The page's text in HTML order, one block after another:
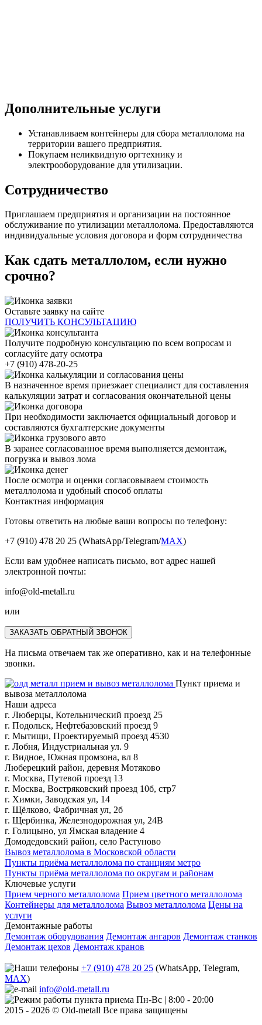
Дополнительные услуги
Устанавливаем контейнеры для сбора металлолома на
территории вашего предприятия.
Покупаем неликвидную оргтехнику и
электрооборудование для утилизации.
Сотрудничество
Приглашаем предприятия и организации на постоянное
обслуживание по утилизации металлолома. Предоставляются
индивидуальные условия договора и форм сотрудничества
Как сдать металлолом, если нужно
срочно?
Оставьте заявку на сайте
ПОЛУЧИТЬ КОНСУЛЬТАЦИЮ
Получите подробную консультацию по всем вопросам и
согласуйте дату осмотра
+7 (910) 478-20-25
В назначенное время приезжает специалист для составления
калькуляции затрат и согласования окончательной цены
При необходимости заключается официальный договор и
составляются бухгалтерские документы
В заранее согласованное время выполняется демонтаж,
погрузка и вывоз лома
После осмотра и оценки согласовываем стоимость
металлолома и удобный способ оплаты
Контактная информация
Готовы ответить на любые ваши вопросы по телефону:
+7 (910) 478 20 25 (WhatsApp/Telegram/MAX)
Если вам удобнее написать письмо, вот адрес нашей
электронной почты:
info@old-metall.ru
или
ЗАКАЗАТЬ ОБРАТНЫЙ ЗВОНОК
На письма отвечаем так же оперативно, как и на телефонные
звонки.
Пункт приема и
вывоза металлолома
Наши адреса
г. Люберцы, Котельнический проезд 25
г. Подольск, Нефтебазовский проезд 9
г. Мытищи, Проектируемый проезд 4530
г. Лобня, Индустриальная ул. 9
г. Видное, Южная промзона, вл 8
Люберецкий район, деревня Мотяково
г. Москва, Путевой проезд 13
г. Москва, Востряковский проезд 10б, стр7
г. Химки, Заводская ул, 14
г. Щёлково, Фабричная ул, 2б
г. Щербинка, Железнодорожная ул, 24В
г. Голицыно, ул Ямская владение 4
Домодедовский район, село Растуново
Вывоз металлолома в Московской области
Пункты приёма металлолома по станциям метро
Пункты приёма металлолома по округам и районам
Ключевые услуги
Прием черного металлолома Прием цветного металлолома
Контейнеры для металлолома Вывоз металлолома Цены на
услуги
Демонтажные работы
Демонтаж оборудования Демонтаж ангаров Демонтаж станков
Демонтаж цехов Демонтаж кранов
+7 (910) 478 20 25 (WhatsApp, Telegram,
MAX)
info@old-metall.ru
Пн-Вс | 8:00 - 20:00
2015 - 2026 © Old-metall Все права защищены